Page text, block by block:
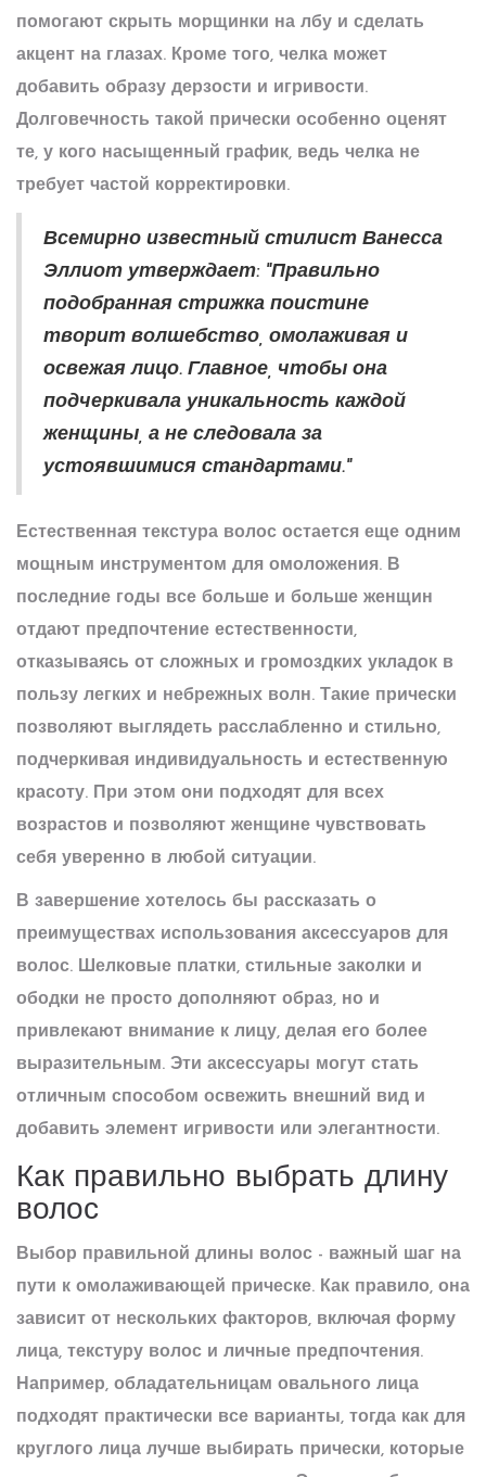
помогают скрыть морщинки на лбу и сделать
акцент на глазах. Кроме того, челка может
добавить образу дерзости и игривости.
Долговечность такой прически особенно оценят
те, у кого насыщенный график, ведь челка не
требует частой корректировки.
Всемирно известный стилист Ванесса
Эллиот утверждает: "Правильно
подобранная стрижка поистине
творит волшебство, омолаживая и
освежая лицо. Главное, чтобы она
подчеркивала уникальность каждой
женщины, а не следовала за
устоявшимися стандартами."
Естественная текстура волос остается еще одним
мощным инструментом для омоложения. В
последние годы все больше и больше женщин
отдают предпочтение естественности,
отказываясь от сложных и громоздких укладок в
пользу легких и небрежных волн. Такие прически
позволяют выглядеть расслабленно и стильно,
подчеркивая индивидуальность и естественную
красоту. При этом они подходят для всех
возрастов и позволяют женщине чувствовать
себя уверенно в любой ситуации.
В завершение хотелось бы рассказать о
преимуществах использования аксессуаров для
волос. Шелковые платки, стильные заколки и
ободки не просто дополняют образ, но и
привлекают внимание к лицу, делая его более
выразительным. Эти аксессуары могут стать
отличным способом освежить внешний вид и
добавить элемент игривости или элегантности.
Как правильно выбрать длину
волос
Выбор правильной длины волос - важный шаг на
пути к омолаживающей прическе. Как правило, она
зависит от нескольких факторов, включая форму
лица, текстуру волос и личные предпочтения.
Например, обладательницам овального лица
подходят практически все варианты, тогда как для
круглого лица лучше выбирать прически, которые